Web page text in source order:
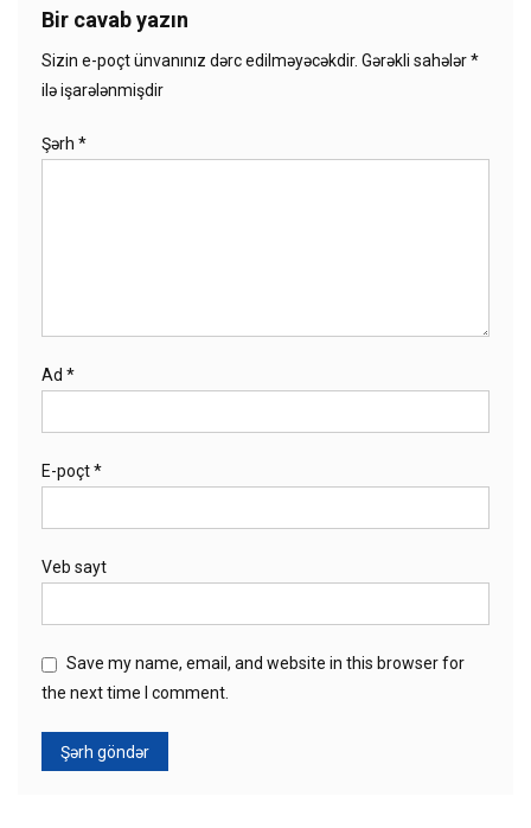
Bir cavab yazın
Sizin e-poçt ünvanınız dərc edilməyəcəkdir. Gərəkli sahələr*
ilə işarələnmişdir
Şərh *
Ad *
E-poçt*
Veb sayt
Save my name, email, and website in this browser for
the next time I comment.